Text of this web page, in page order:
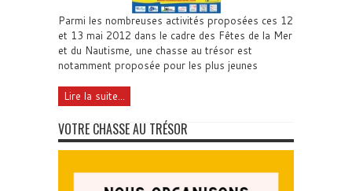
Parmi les nombreuses activités proposées ces 12
et 13 mai 2012 dans le cadre des Fêtes de la Mer
et du Nautisme, une chasse au trésor est
notamment proposée pour les plus jeunes
Lire la suite...
VOTRE CHASSE AU TRÉSOR